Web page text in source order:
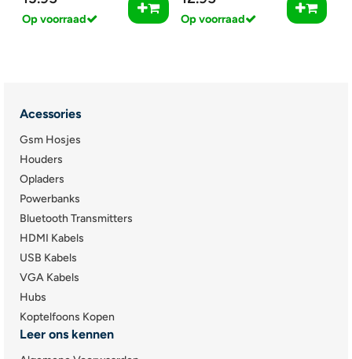
Op voorraad Op voorraad
Acessories
Gsm Hosjes
Houders
Opladers
Powerbanks
Bluetooth Transmitters
HDMI Kabels
USB Kabels
VGA Kabels
Hubs
Koptelfoons Kopen
Leer ons kennen